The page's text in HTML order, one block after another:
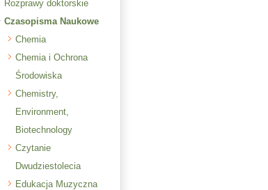
Rozprawy doktorskie
Czasopisma Naukowe
Chemia
Chemia i Ochrona
Środowiska
Chemistry,
Environment,
Biotechnology
Czytanie
Dwudziestolecia
Edukacja Muzyczna